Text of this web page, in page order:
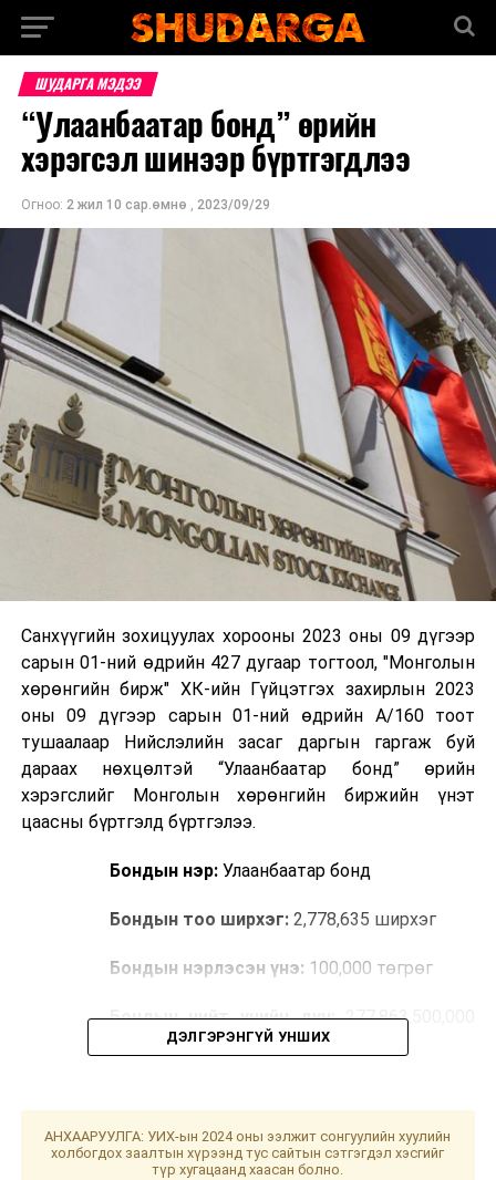
ШУДАРГА МЭДЭЭ
“Улаанбаатар бонд” өрийн
хэрэгсэл шинээр бүртгэгдлээ
Огноо: 2 жил 10 сар.өмнө , 2023/09/29
Санхүүгийн зохицуулах хорооны 2023 оны 09 дүгээр
сарын 01-ний өдрийн 427 дугаар тогтоол, "Монголын
хөрөнгийн бирж" ХК-ийн Гүйцэтгэх захирлын 2023
оны 09 дүгээр сарын 01-ний өдрийн А/160 тоот
тушаалаар Нийслэлийн засаг даргын гаргаж буй
дараах нөхцөлтэй “Улаанбаатар бонд” өрийн
хэрэгслийг Монголын хөрөнгийн биржийн үнэт
цаасны бүртгэлд бүртгэлээ.
Бондын нэр: Улаанбаатар бонд
Бондын тоо ширхэг: 2,778,635 ширхэг
Бондын нэрлэсэн үнэ: 100,000 төгрөг
Бондын нийт үнийн дүн:277,863,500,000
Бондын хугацаа:24 сар
ДЭЛГЭРЭНГҮЙ УНШИХ
АНХААРУУЛГА: УИХ-ын 2024 оны ээлжит сонгуулийн хуулийн
холбогдох заалтын хүрээнд тус сайтын сэтгэгдэл хэсгийг
түр хугацаанд хаасан болно.